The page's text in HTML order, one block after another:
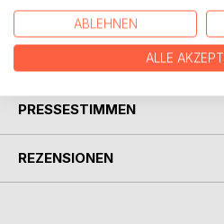
Erstleser.
PRESSESTIMMEN
REZENSIONEN
ABLEHNEN
ALLE